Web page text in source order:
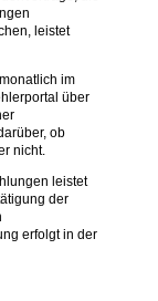
leistet
im
über
ob
nicht.
leistet
der
erfolgt in der